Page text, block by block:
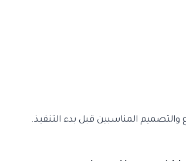
المناسبين قبل بدء التنفيذ.